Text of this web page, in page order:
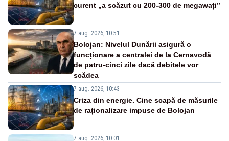
curent „a scăzut cu 200-300 de megawați”
7 aug. 2026, 10:51
Bolojan: Nivelul Dunării asigură o
funcționare a centralei de la Cernavodă
de patru-cinci zile dacă debitele vor
scădea
7 aug. 2026, 10:43
Criza din energie. Cine scapă de măsurile
de raționalizare impuse de Bolojan
7 aug. 2026, 10:01